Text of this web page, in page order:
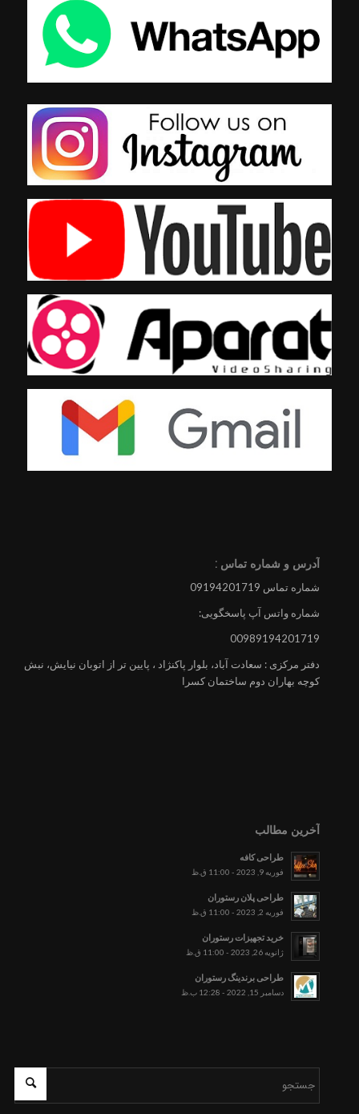
آدرس و شماره تماس :
شماره تماس 09194201719
شماره واتس آپ پاسخگویی:
00989194201719
دفتر مرکزی : سعادت آباد، بلوار پاکنژاد ، پایین تر از اتوبان نیایش، نبش
کوچه بهاران دوم ساختمان کسرا
آخرین مطالب
طراحی کافه
فوریه 9, 2023 - 11:00 ق.ظ
طراحی پلان رستوران
فوریه 2, 2023 - 11:00 ق.ظ
خرید تجهیزات رستوران
ژانویه 26, 2023 - 11:00 ق.ظ
طراحی برندینگ رستوران
دسامبر 15, 2022 - 12:28 ب.ظ